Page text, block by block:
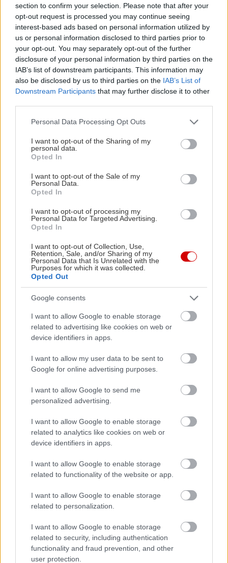
section to confirm your selection. Please note that after your
opt-out request is processed you may continue seeing
interest-based ads based on personal information utilized by
us or personal information disclosed to third parties prior to
your opt-out. You may separately opt-out of the further
disclosure of your personal information by third parties on the
IAB’s list of downstream participants. This information may
also be disclosed by us to third parties on the IAB’s List of
Downstream Participants that may further disclose it to other
Please note that this website/app uses one or more Google
not limited to your visit or usage behaviour. You may click to
grant or deny consent to Google and its third-party tags to
use your data for below specified purposes in below Google
consent section.
Personal Data Processing Opt Outs
I want to opt-out of the Sharing of my
personal data.
Opted In
I want to opt-out of the Sale of my
Personal Data.
Opted In
I want to opt-out of processing my
Personal Data for Targeted Advertising.
Opted In
I want to opt-out of Collection, Use,
Retention, Sale, and/or Sharing of my
Personal Data that Is Unrelated with the
Purposes for which it was collected.
Opted Out
Google consents
I want to allow Google to enable storage
related to advertising like cookies on web or
device identifiers in apps.
I want to allow my user data to be sent to
Google for online advertising purposes.
I want to allow Google to send me
personalized advertising.
I want to allow Google to enable storage
related to analytics like cookies on web or
device identifiers in apps.
I want to allow Google to enable storage
related to functionality of the website or app.
I want to allow Google to enable storage
related to personalization.
I want to allow Google to enable storage
related to security, including authentication
functionality and fraud prevention, and other
user protection.
Μια άλλη τεχνολογία που διαθέτει κάθε ID.7 στη
Γερμανία είναι το Car2X. Αυτό επιτρέπει στο
όχημα να επικοινωνεί με άλλα οχήματα και στην
υποδομή κυκλοφορίας να ανταλλάσσει
πληροφορίες σχετικά με τοπικούς κινδύνους.
Διαβάστε επίσης